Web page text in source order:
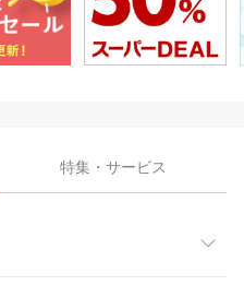
特集・サービス